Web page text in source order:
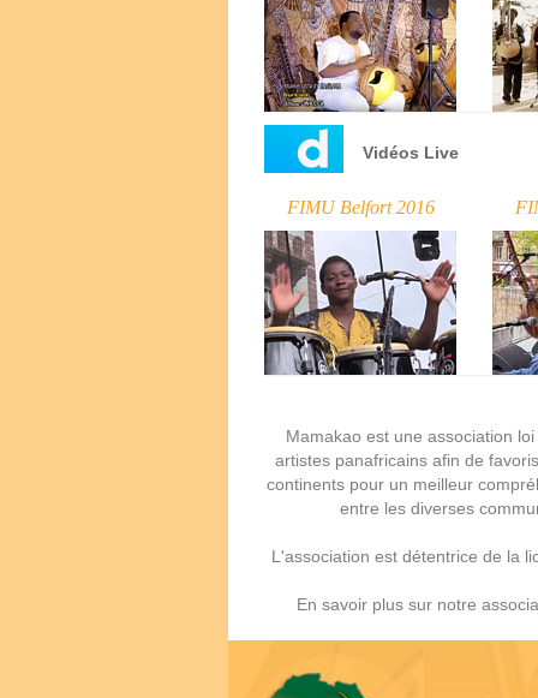
Vidéos Live
FIMU Belfort 2016
Mamakao est une association
artistes panafricains afin de
continents pour un meilleur
entre les diverses
L'association est détentrice de la
En savoir plus sur notre